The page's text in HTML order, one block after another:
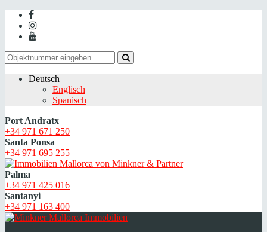
Deutsch
Englisch
Spanisch
Port Andratx
+34 971 671 250
Santa Ponsa
+34 971 695 255
Palma
+34 971 425 016
Santanyi
+34 971 163 400